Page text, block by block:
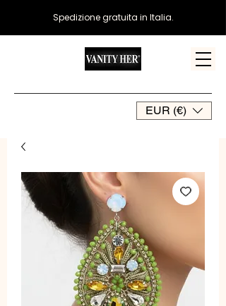
EUR (€)
Spedizione gratuita in Italia.